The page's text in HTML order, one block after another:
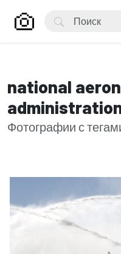
national
Фотографии с